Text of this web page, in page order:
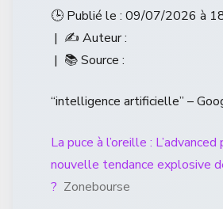
🕒 Publié le : 09/07/2026 à
| ✍️ Auteur :
| 📚 Source :
“intelligence artificielle” –
La puce à l’oreille : L’advanced
nouvelle tendance explosive
? Zonebourse